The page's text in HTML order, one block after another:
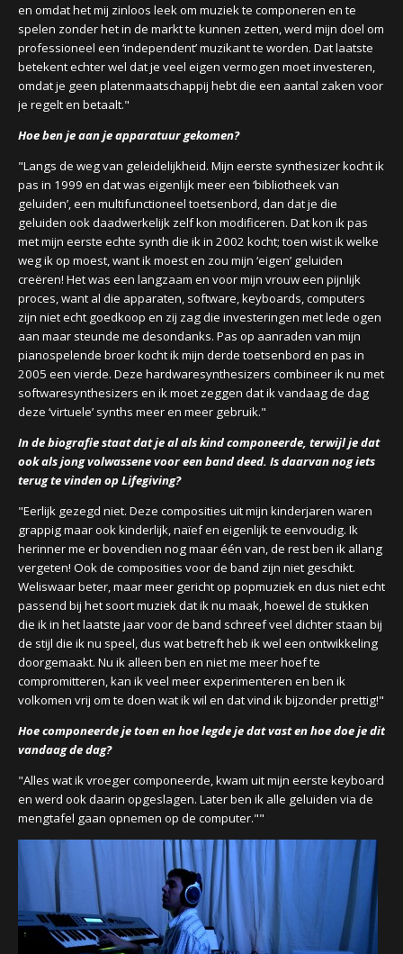
en omdat het mij zinloos leek om muziek te componeren en te
spelen zonder het in de markt te kunnen zetten, werd mijn doel om
professioneel een ‘independent’ muzikant te worden. Dat laatste
betekent echter wel dat je veel eigen vermogen moet investeren,
omdat je geen platenmaatschappij hebt die een aantal zaken voor
je regelt en betaalt."
Hoe ben je aan je apparatuur gekomen?
"Langs de weg van geleidelijkheid. Mijn eerste synthesizer kocht ik
pas in 1999 en dat was eigenlijk meer een ‘bibliotheek van
geluiden’, een multifunctioneel toetsenbord, dan dat je die
geluiden ook daadwerkelijk zelf kon modificeren. Dat kon ik pas
met mijn eerste echte synth die ik in 2002 kocht; toen wist ik welke
weg ik op moest, want ik moest en zou mijn ‘eigen’ geluiden
creëren! Het was een langzaam en voor mijn vrouw een pijnlijk
proces, want al die apparaten, software, keyboards, computers
zijn niet echt goedkoop en zij zag die investeringen met lede ogen
aan maar steunde me desondanks. Pas op aanraden van mijn
pianospelende broer kocht ik mijn derde toetsenbord en pas in
2005 een vierde. Deze hardwaresynthesizers combineer ik nu met
softwaresynthesizers en ik moet zeggen dat ik vandaag de dag
deze ‘virtuele’ synths meer en meer gebruik."
In de biografie staat dat je al als kind componeerde, terwijl je dat
ook als jong volwassene voor een band deed. Is daarvan nog iets
terug te vinden op Lifegiving?
"Eerlijk gezegd niet. Deze composities uit mijn kinderjaren waren
grappig maar ook kinderlijk, naïef en eigenlijk te eenvoudig. Ik
herinner me er bovendien nog maar één van, de rest ben ik allang
vergeten! Ook de composities voor de band zijn niet geschikt.
Weliswaar beter, maar meer gericht op popmuziek en dus niet echt
passend bij het soort muziek dat ik nu maak, hoewel de stukken
die ik in het laatste jaar voor de band schreef veel dichter staan bij
de stijl die ik nu speel, dus wat betreft heb ik wel een ontwikkeling
doorgemaakt. Nu ik alleen ben en niet me meer hoef te
compromitteren, kan ik veel meer experimenteren en ben ik
volkomen vrij om te doen wat ik wil en dat vind ik bijzonder prettig!"
Hoe componeerde je toen en hoe legde je dat vast en hoe doe je dit
vandaag de dag?
"Alles wat ik vroeger componeerde, kwam uit mijn eerste keyboard
en werd ook daarin opgeslagen. Later ben ik alle geluiden via de
mengtafel gaan opnemen op de computer.""